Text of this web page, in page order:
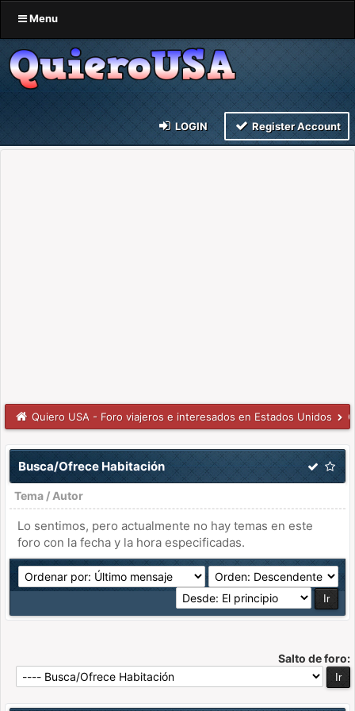
Menu
LOGIN Register Account
Quiero USA - Foro viajeros e interesados en Estados Unidos
Busca/Ofrece Habitación
Tema / Autor
Lo sentimos, pero actualmente no hay temas en este
foro con la fecha y la hora especificadas.
Salto de foro: